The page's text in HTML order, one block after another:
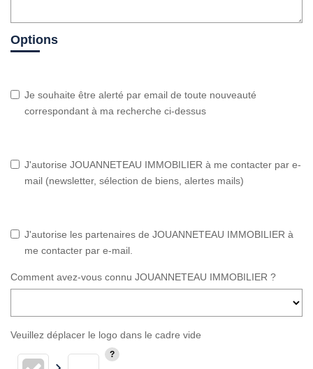
Options
Je souhaite être alerté par email de toute nouveauté
correspondant à ma recherche ci-dessus
J'autorise JOUANNETEAU IMMOBILIER à me contacter par e-
mail (newsletter, sélection de biens, alertes mails)
J'autorise les partenaires de JOUANNETEAU IMMOBILIER à
me contacter par e-mail.
Comment avez-vous connu JOUANNETEAU IMMOBILIER ?
Veuillez déplacer le logo dans le cadre vide